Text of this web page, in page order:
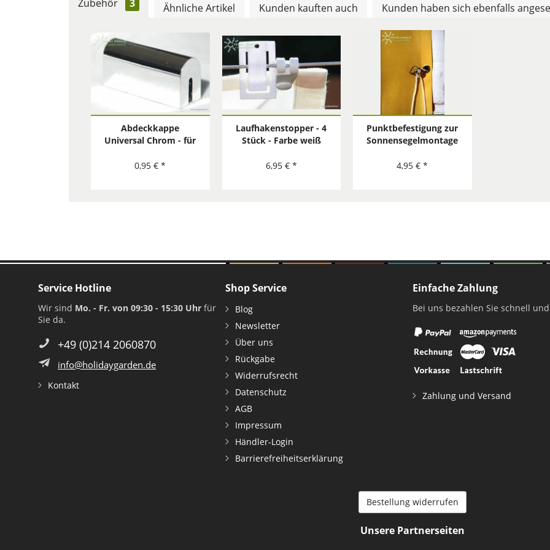
Zubehör 3 Ähnliche Artikel Kunden kauften auch Kunden haben sich ebenfalls
Abdeckkappe
Universal Chrom - für
Bausätze
0,95 € *
Laufhakenstopper - 4
Stück - Farbe weiß
6,95 € *
Punktbefestigung zur
Sonnensegelmontage
4,95 € *
Service Hotline
Wir sind Mo. - Fr. von 09:30 - 15:30 Uhr für
Sie da.
+49 (0)214 2060870
info@holidaygarden.de
Kontakt
Shop Service
Blog
Newsletter
Über uns
Rückgabe
Widerrufsrecht
Datenschutz
AGB
Impressum
Händler-Login
Barrierefreiheitserklärung
Einfache Zahlung
Bei uns bezahlen Sie schnell
Zahlung und Versand
Bestellung widerrufen
Unsere Partnerseiten